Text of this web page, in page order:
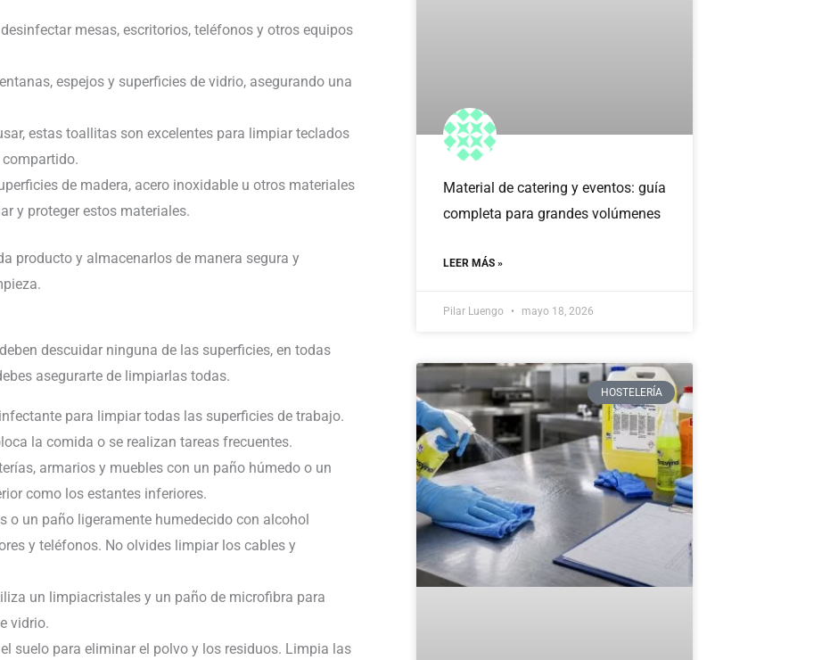
mesas, escritorios, teléfonos y otros equipos
espejos y superficies de vidrio, asegurando una
estas toallitas son excelentes para limpiar teclados
de madera, acero inoxidable u otros materiales
y proteger estos materiales.
producto y almacenarlos de manera segura y
descuidar ninguna de las superficies, en todas
asegurarte de limpiarlas todas.
para limpiar todas las superficies de trabajo.
la comida o se realizan tareas frecuentes.
armarios y muebles con un paño húmedo o un
como los estantes inferiores.
o un paño ligeramente humedecido con alcohol
y teléfonos. No olvides limpiar los cables y
un limpiacristales y un paño de microfibra para
vidrio.
suelo para eliminar el polvo y los residuos. Limpia las
Material de catering y eventos: guía
completa para grandes volúmenes
LEER MÁS »
Pilar Luengo mayo 18, 2026
HOSTELERÍA